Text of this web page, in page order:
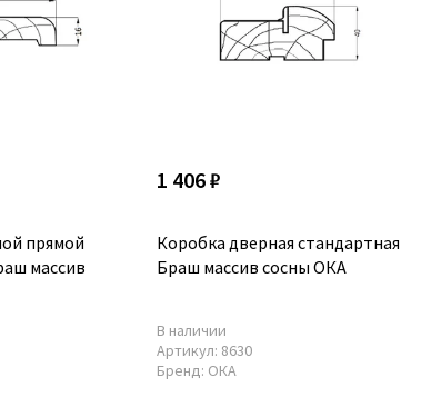
прямой
массив
1 406 ₽
Коробка дверная стандартная
Браш массив сосны ОКА
В наличии
Артикул: 8630
Бренд: ОКА